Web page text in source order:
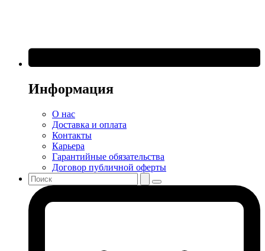
Информация
О нас
Доставка и оплата
Контакты
Карьера
Гарантийные обязательства
Договор публичной оферты